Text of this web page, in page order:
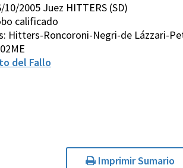
10/2005 Juez HITTERS (SD)
calificado
Hitters-Roncoroni-Negri-de Lázzari-
del Fallo
Imprimir Sumario